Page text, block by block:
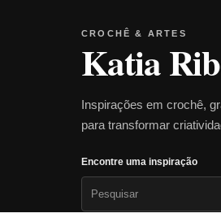
CROCHÊ & ARTES
Katia
Inspirações em crochê,
para transformar
Encontre uma inspiração